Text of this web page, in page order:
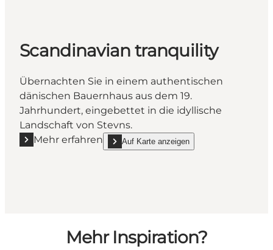
Scandinavian tranquility
Übernachten Sie in einem authentischen
dänischen Bauernhaus aus dem 19.
Jahrhundert, eingebettet in die idyllische
Landschaft von Stevns.
Mehr erfahren
Mehr erfahren "Scandinavian tranquility"
Auf Karte anzeigen
show Scandinavian tranquility on_map
Mehr Inspiration?